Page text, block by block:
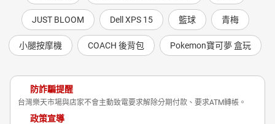
JUST BLOOM Dell XPS 15 籃球 青梅
小腿按摩機 COACH 後背包 Pokemon寶可夢 盒玩
防詐騙提醒
台灣樂天市場與店家不會主動致電要求解除分期付款、要求ATM轉帳。
政策宣導